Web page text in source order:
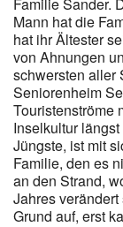
Mann hat die
hat ihr Ältester
von Ahnungen
schwersten aller
Seniorenheim
Touristenströme
Inselkultur
Jüngste, ist mit
Familie, den es
an den Strand,
Jahres
Grund auf, erst